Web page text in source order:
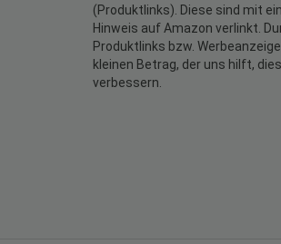
(Produktlinks). Diese sind mit
Hinweis auf Amazon verlinkt.
Produktlinks bzw.
kleinen Betrag, der uns hilft,
verbessern.